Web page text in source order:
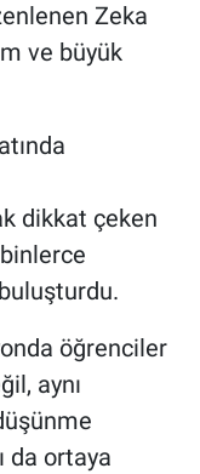
Zeka
ve büyük
dikkat çeken
öğrenciler
aynı
da ortaya